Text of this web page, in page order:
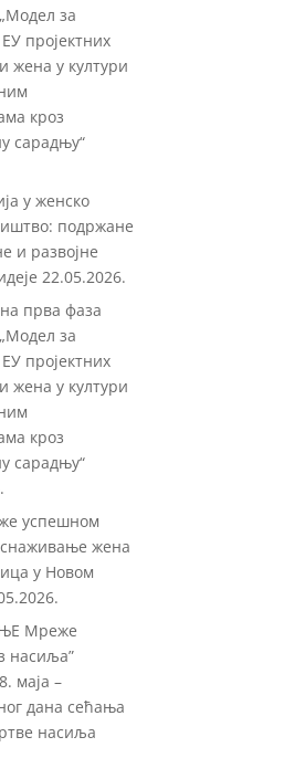
за
пројектних
жена у култури
кроз
сарадњу“
у женско
подржане
и развојне
22.05.2026.
прва фаза
за
пројектних
жена у култури
кроз
сарадњу“
успешном
жена
у Новом
Мреже
насиља”
маја –
дана сећања
насиља